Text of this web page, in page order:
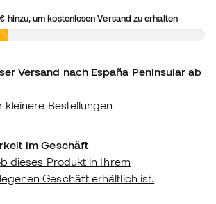
hinzu, um kostenlosen Versand zu erhalten
Versand nach España Peninsular ab
kleinere Bestellungen
im Geschäft
dieses Produkt in Ihrem
Geschäft erhältlich ist.